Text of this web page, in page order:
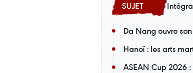
Da Nang ouvre
Hanoï : les arts
ASEAN Cup 2026